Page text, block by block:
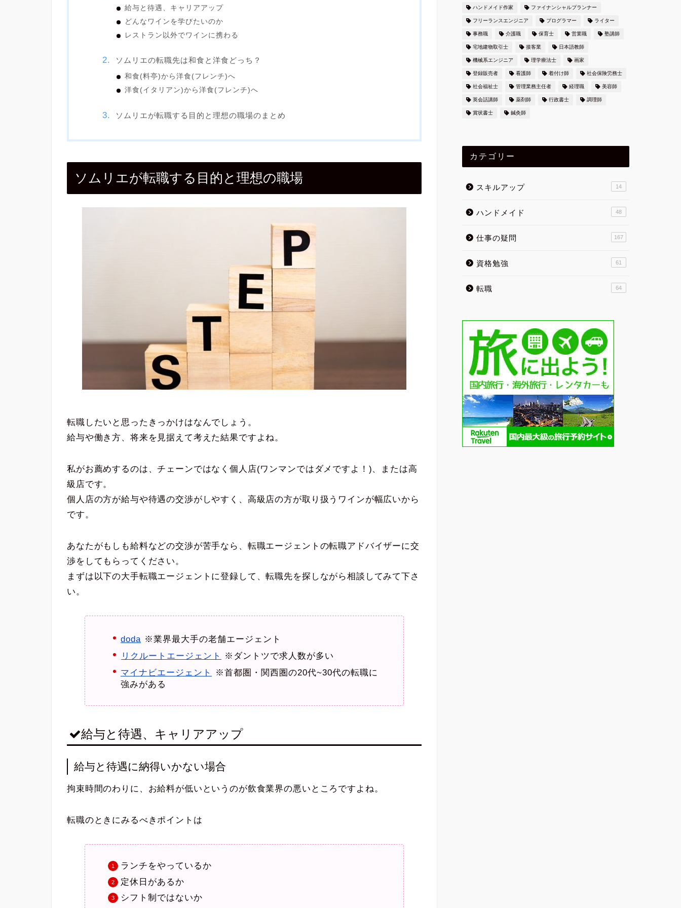
給与と待遇、キャリアアップ
どんなワインを学びたいのか
レストラン以外でワインに携わる
ソムリエの転職先は和食と洋食どっち？
和食(料亭)から洋食(フレンチ)へ
洋食(イタリアン)から洋食(フレンチ)へ
ソムリエが転職する目的と理想の職場のまとめ
ソムリエが転職する目的と理想の職場
転職したいと思ったきっかけはなんでしょう。
給与や働き方、将来を見据えて考えた結果ですよね。
私がお薦めするのは、チェーンではなく個人店(ワンマンではダメですよ！)、または高
級店です。
個人店の方が給与や待遇の交渉がしやすく、高級店の方が取り扱うワインが幅広いから
です。
あなたがもしも給料などの交渉が苦手なら、転職エージェントの転職アドバイザーに交
渉をしてもらってください。
まずは以下の大手転職エージェントに登録して、転職先を探しながら相談してみて下さ
い。
doda ※業界最大手の老舗エージェント
リクルートエージェント
※ダントツで求人数が多い
マイナビエージェント
※首都圏・関西圏の20代~30代の転職に
強みがある
給与と待遇、キャリアアップ
給与と待遇に納得いかない場合
拘束時間のわりに、お給料が低いというのが飲食業界の悪いところですよね。
転職のときにみるべきポイントは
ランチをやっているか
定休日があるか
シフト制ではないか
ハンドメイド作家 ファイナンシャルプランナー
フリーランスエンジニア プログラマー ライター
事務職 介護職 保育士 営業職 塾講師
宅地建物取引士 接客業 日本語教師
機械系エンジニア 理学療法士 画家
登録販売者 看護師 着付け師 社会保険労務士
社会福祉士 管理業務主任者 経理職 美容師
英会話講師 薬剤師 行政書士 調理師
賞状書士 鍼灸師
カテゴリー
スキルアップ 14
ハンドメイド 48
仕事の疑問 167
資格勉強 61
転職 64